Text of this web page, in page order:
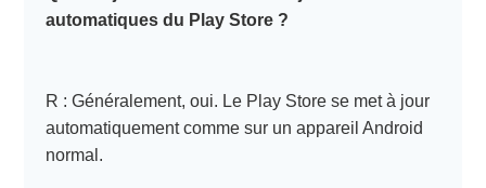
automatiques du Play Store ?
R : Généralement, oui. Le Play Store se met à jour
automatiquement comme sur un appareil Android
normal.